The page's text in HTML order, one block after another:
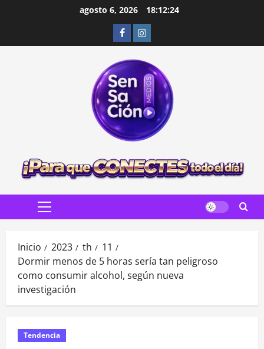
agosto 6, 2026 18:12:26
FacebookInstagram
Menú
Inicio 2023 th
11
Dormir menos de 5 horas sería tan peligroso
como consumir alcohol, según nueva
investigación
Tendencia